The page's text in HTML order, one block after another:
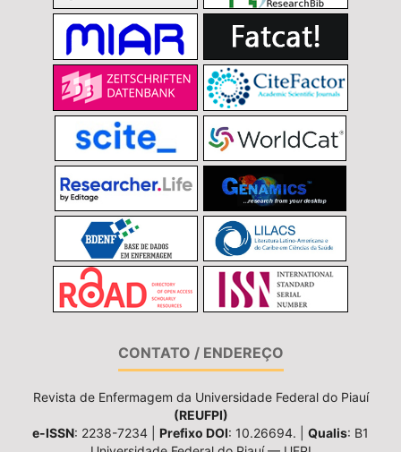
CONTATO / ENDEREÇO
Revista de Enfermagem da Universidade Federal do Piauí
(REUFPI)
e-ISSN: 2238-7234 | Prefixo DOI: 10.26694. | Qualis: B1